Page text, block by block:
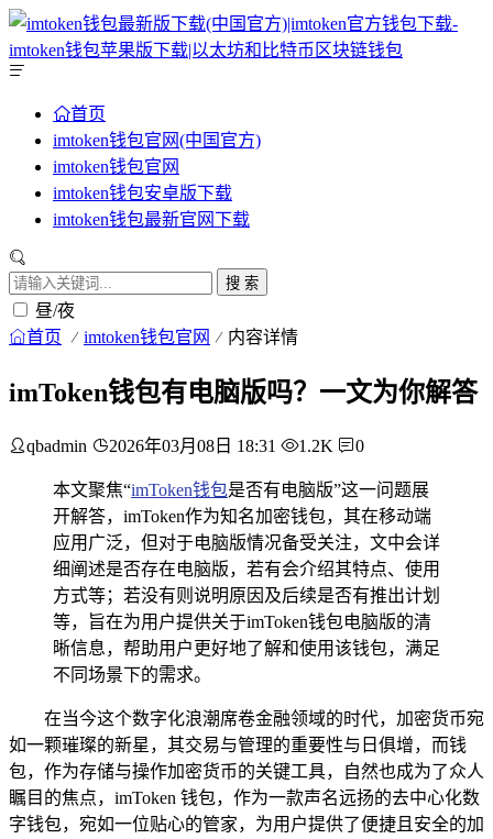
首页
imtoken钱包官网(中国官方)
imtoken钱包官网
imtoken钱包安卓版下载
imtoken钱包最新官网下载
搜 索
昼/夜
首页 imtoken钱包官网 内容详情
imToken钱包有电脑版吗？一文为你解答
qbadmin 2026年03月08日 18:31 1.2K 0
本文聚焦“imToken钱包是否有电脑版”这一问题展
开解答，imToken作为知名加密钱包，其在移动端
应用广泛，但对于电脑版情况备受关注，文中会详
细阐述是否存在电脑版，若有会介绍其特点、使用
方式等；若没有则说明原因及后续是否有推出计划
等，旨在为用户提供关于imToken钱包电脑版的清
晰信息，帮助用户更好地了解和使用该钱包，满足
不同场景下的需求。
在当今这个数字化浪潮席卷金融领域的时代，加密货币宛
如一颗璀璨的新星，其交易与管理的重要性与日俱增，而钱
包，作为存储与操作加密货币的关键工具，自然也成为了众人
瞩目的焦点，imToken 钱包，作为一款声名远扬的去中心化数
字钱包，宛如一位贴心的管家，为用户提供了便捷且安全的加